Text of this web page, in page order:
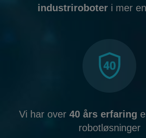
industriroboter i mer
Vi har over 40 års erfaring
robotløsninger